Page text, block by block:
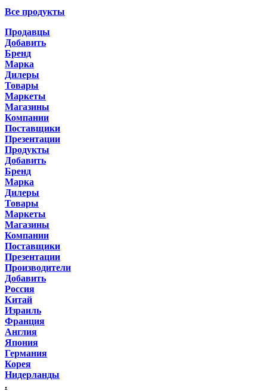
Все продукты
Продавцы
Добавить
Бренд
Марка
Дилеры
Товары
Маркеты
Магазины
Компании
Поставщики
Презентации
Продукты
Добавить
Бренд
Марка
Дилеры
Товары
Маркеты
Магазины
Компании
Поставщики
Презентации
Производители
Добавить
Россия
Китай
Израиль
Франция
Англия
Япония
Германия
Корея
Нидерланды
.